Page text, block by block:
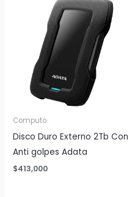
Computo
Disco Duro Externo 2Tb Con
Anti golpes Adata
$413,000